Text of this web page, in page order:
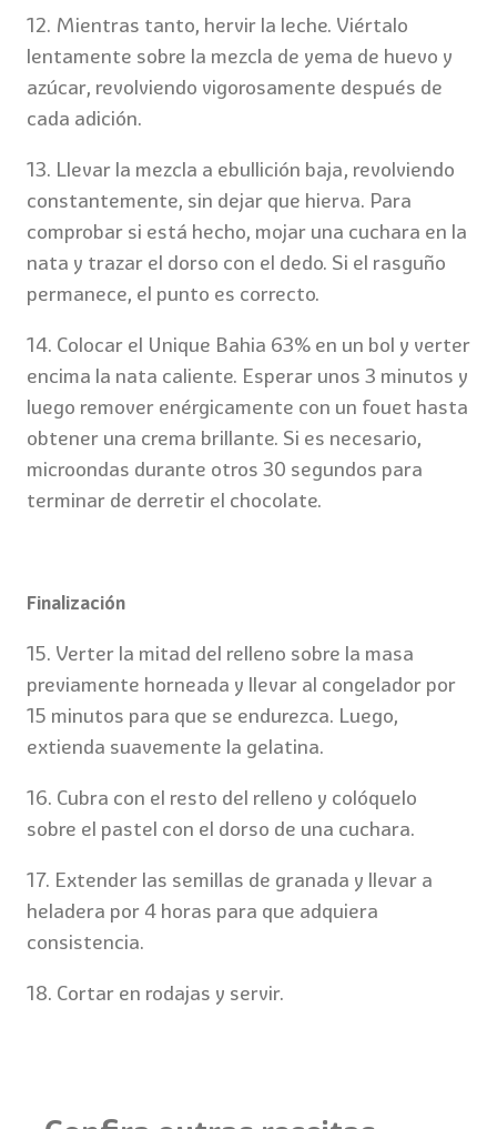
12. Mientras tanto, hervir la leche. Viértalo
lentamente sobre la mezcla de yema de huevo y
azúcar, revolviendo vigorosamente después de
cada adición.
13. Llevar la mezcla a ebullición baja, revolviendo
constantemente, sin dejar que hierva. Para
comprobar si está hecho, mojar una cuchara en la
nata y trazar el dorso con el dedo. Si el rasguño
permanece, el punto es correcto.
14. Colocar el Unique Bahia 63% en un bol y verter
encima la nata caliente. Esperar unos 3 minutos y
luego remover enérgicamente con un fouet hasta
obtener una crema brillante. Si es necesario,
microondas durante otros 30 segundos para
terminar de derretir el chocolate.
Finalización
15. Verter la mitad del relleno sobre la masa
previamente horneada y llevar al congelador por
15 minutos para que se endurezca. Luego,
extienda suavemente la gelatina.
16. Cubra con el resto del relleno y colóquelo
sobre el pastel con el dorso de una cuchara.
17. Extender las semillas de granada y llevar a
heladera por 4 horas para que adquiera
consistencia.
18. Cortar en rodajas y servir.